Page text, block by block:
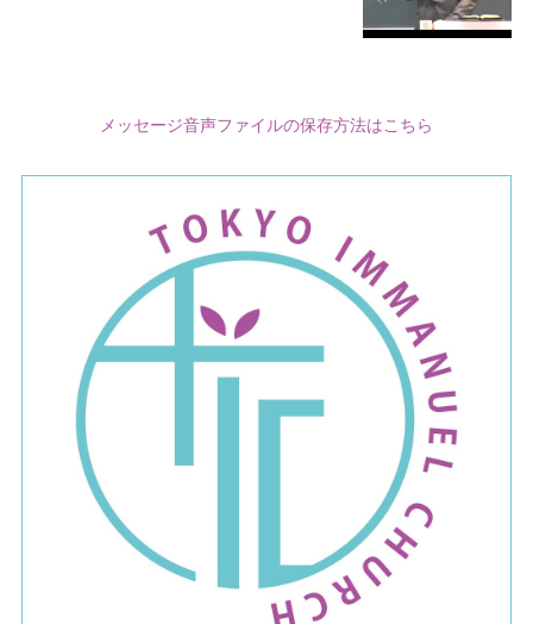
メッセージ音声ファイルの保存方法はこちら